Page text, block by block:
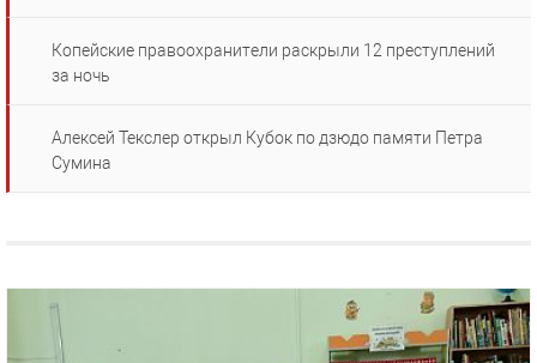
Копейские правоохранители раскрыли 12 преступлений
за ночь
Алексей Текслер открыл Кубок по дзюдо памяти Петра
Сумина